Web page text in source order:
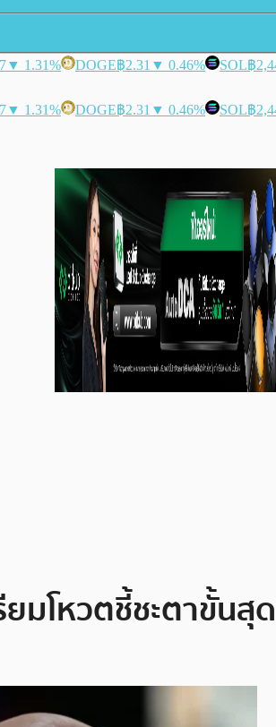
▼ 1.31% DOGE฿2.31 ▼ 0.46% SOL฿
▼ 1.31% DOGE฿2.31 ▼ 0.46% SOL฿
มโหวตชี้ชะตาขั้นสุ